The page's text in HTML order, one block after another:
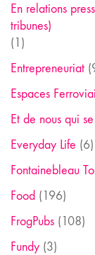
En relations
tribunes)
(1)
Entrepreneuriat
Espaces
Et de nous qui
Everyday Life (6)
Fontainebleau
Food (196)
FrogPubs (108)
Fundy (3)